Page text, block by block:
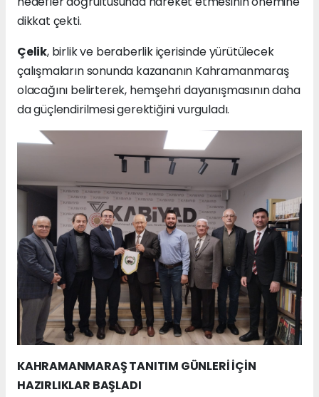
dikkat çekti.
Çelik, birlik ve beraberlik içerisinde yürütülecek
çalışmaların sonunda kazananın Kahramanmaraş
olacağını belirterek, hemşehri dayanışmasının daha
da güçlendirilmesi gerektiğini vurguladı.
KAHRAMANMARAŞ TANITIM GÜNLERİ İÇİN
HAZIRLIKLAR BAŞLADI